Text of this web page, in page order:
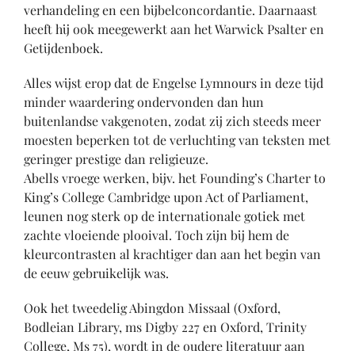
verhandeling en een bijbelconcordantie. Daarnaast
heeft hij ook meegewerkt aan het Warwick Psalter en
Getijdenboek.
Alles wijst erop dat de Engelse Lymnours in deze tijd
minder waardering ondervonden dan hun
buitenlandse vakgenoten, zodat zij zich steeds meer
moesten beperken tot de verluchting van teksten met
geringer prestige dan religieuze.
Abells vroege werken, bijv. het Founding’s Charter to
King’s College Cambridge upon Act of Parliament,
leunen nog sterk op de internationale gotiek met
zachte vloeiende plooival. Toch zijn bij hem de
kleurcontrasten al krachtiger dan aan het begin van
de eeuw gebruikelijk was.
Ook het tweedelig Abingdon Missaal (Oxford,
Bodleian Library, ms Digby 227 en Oxford, Trinity
College, Ms 75), wordt in de oudere literatuur aan